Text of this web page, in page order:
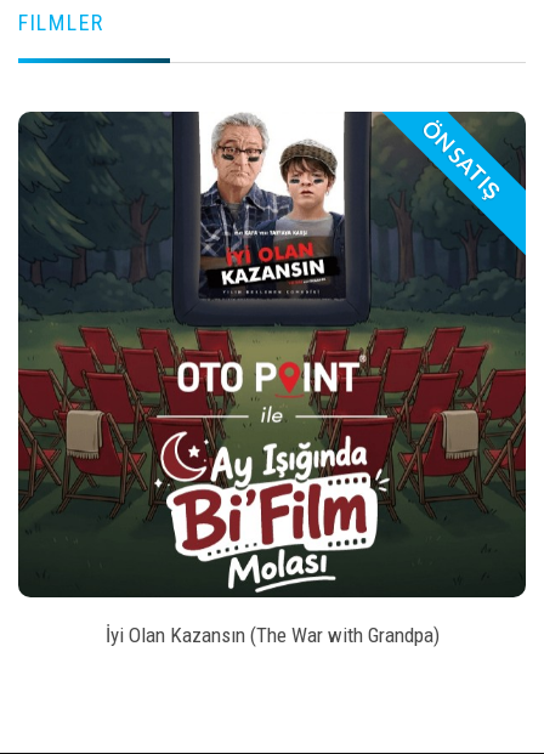
FILMLER
play_arrow
style BILET SATIN AL
ÖN SATIŞ
İyi Olan Kazansın (The War with Grandpa)